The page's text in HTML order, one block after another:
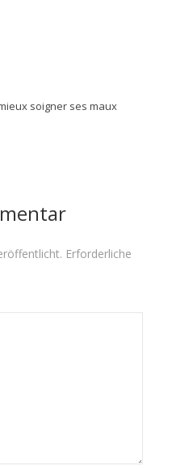
soigner ses maux
Erforderliche